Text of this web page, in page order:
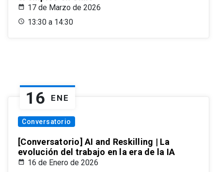
17 de Marzo de 2026
13:30 a 14:30
16 ENE
Conversatorio
[Conversatorio] AI and Reskilling | La
evolución del trabajo en la era de la IA
16 de Enero de 2026